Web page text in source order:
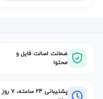
ضمانت اصالت فایل و
محتوا
پشتیبانی ۲۴ ساعته، ۷ روز